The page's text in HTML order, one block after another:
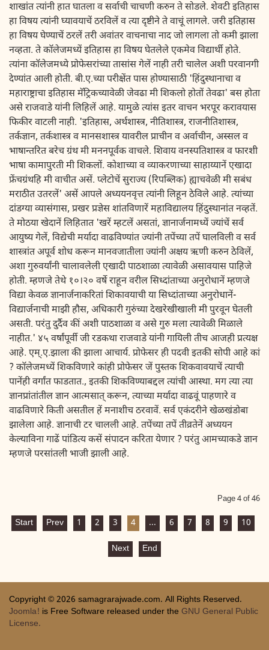
शाखांत त्यांनी हात घातला व सर्वाची चाचणी करुन ते सोडले. शेवटी इतिहास
हा विषय त्यांनी घ्यावयाचें ठरविलें व त्या दृष्टीने ते वाचूं लागले. जरी इतिहास
हा विषय घेण्याचें ठरलें तरी अवांतर वाचनाचा नाद जो लागला तो कमी झाला
नव्हता. ते कॉलेजमध्यें इतिहास हा विषय घेतलेले एकमेव विद्यार्थी होते.
त्यांना कॉलेजमध्ये प्रोफेसरांच्या तासांस गेलें नाही तरी चालेल अशी परवानगी
देण्यांत आली होती. बी.ए.च्या परीक्षेंत पास होण्यासाठी 'हिंदुस्थानाचा व
महाराष्ट्राचा इतिहास मॅट्रिकच्यावेळी जेवढा मी शिकलो होतों तेवढा' बस होता
असे राजवाडे यांनी लिहिलें आहे. यामुळे त्यांस इतर वाचन भरपूर करावयास
फिकीर वाटली नाही. 'इतिहास, अर्थशास्त्र, नीतिशास्त्र, राजनीतिशास्त्र,
तर्कज्ञान, तर्कशास्त्र व मानसशास्त्र यावरील प्राचीन व अर्वाचीन, अस्सल व
भाषान्तरित बरेच ग्रंथ मी मननपूर्वक वाचले. शिवाय वनस्पतिशास्त्र व फारशी
भाषा कामापुरती मी शिकलों. कोशाच्या व व्याकरणाच्या साहाय्यानें एखादा
फ्रेंचग्रंथहि मी वाचीत असें. प्लेटोचें सुराज्य (रिपब्लिक) ह्याचवेळी मी सबंध
मराठीत उतरलें' असें आपले अध्ययनवृत्त त्यांनी लिहून ठेविले आहे. त्यांच्या
दांडग्या व्यासंगास, प्रखर प्रज्ञेस शांतविणारें महाविद्यालय हिंदुस्थानांत नव्हतें.
ते मोठया खेदानें लिहितात 'खरें म्हटलें असतां, ज्ञानार्जनामध्यें ज्यांचें सर्व
आयुष्य गेलें, विद्येची मर्यादा वाढविण्यांत ज्यांनी तपेंच्या तपें घालविली व सर्व
शास्त्रांत अपूर्व शोध करून मानवजातीला ज्यांनी अक्षय ऋणी करुन ठेविलें,
अशा गुरुवर्यांनी चालावलेली एखादी पाठशाळा त्यावेळी असावयास पाहिजे
होती. म्हणजे तेथे १०।२० वर्षे राहून वरील सिध्दांताच्या अनुरोधानें म्हणजे
विद्या केवळ ज्ञानार्जनाकरितां शिकावयाची या सिध्दांताच्या अनुरोधानें-
विद्यार्जनाची माझी हौस, अधिकारी गुरुंच्या देखरेखीखाली मी पुरवून घेतली
असती. परंतु दुर्दैव कीं अशी पाठशाळा व असे गुरु मला त्यावेळी मिळाले
नाहीत.' ४५ वर्षांपूर्वी जी रडकथा राजवाडे यांनी गायिली तीच आजही प्रत्यक्ष
आहे. एम्.ए.झाला की झाला आचार्य. प्रोफेसर ही पदवी इतकी सोपी आहे कां
? कॉलेजमध्यें शिकविणारे कांही प्रोफेसर जें पुस्तक शिकवावयाचें त्याची
पानेंही वर्गांत फाडतात., इतकी शिकविण्याबद्दल त्यांची आस्था. मग त्या त्या
ज्ञानप्रांतांतील ज्ञान आत्मसात् करून, त्याच्या मर्यादा वाढवूं पाहणारे व
वाढविणारे किती असतील हें मनाशीच ठरवावें. सर्व एकंदरीने खेळखंडोबा
झालेला आहे. ज्ञानाची टर चालली आहे. तपेंच्या तपें तीव्रतेनें अध्ययन
केल्याविना गाढें पांडित्य कसें संपादन करिता येणार ? परंतु आमच्याकडे ज्ञान
म्हणजे परसांतली भाजी झाली आहे.
Page 4 of 46
Start Prev 1 2 3 4 ... 6 7 8 9 10
Next End
Copyright © 2026 samagrarajwade.com. All Rights Reserved.
Joomla! is Free Software released under the GNU General Public
License.